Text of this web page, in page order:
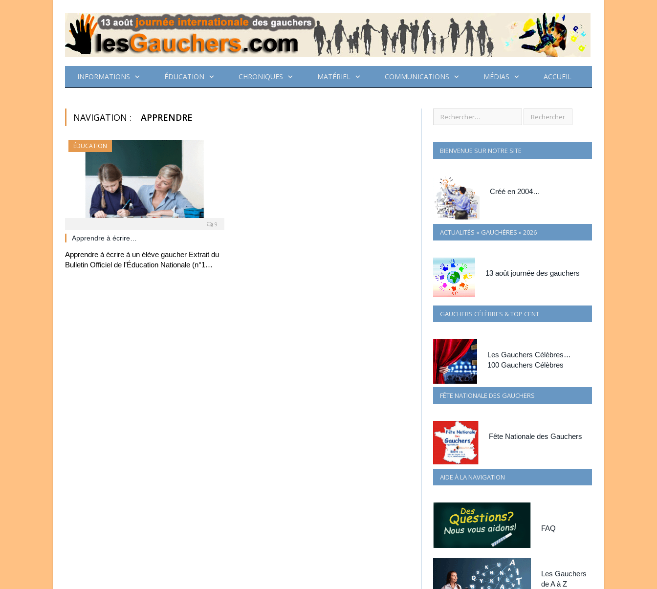
INFORMATIONS ÉDUCATION CHRONIQUES MATÉRIEL COMMUNICATIONS MÉDIAS ACCUEIL
NAVIGATION : APPRENDRE
ÉDUCATION
9
Apprendre à écrire…
Apprendre à écrire à un élève gaucher Extrait du
Bulletin Officiel de l’Éducation Nationale (n°1…
BIENVENUE SUR NOTRE SITE
Créé en 2004…
ACTUALITÉS « GAUCHÈRES » 2026
13 août journée des gauchers
GAUCHERS CÉLÈBRES & TOP CENT
Les Gauchers Célèbres…
100 Gauchers Célèbres
FÊTE NATIONALE DES GAUCHERS
Fête Nationale des Gauchers
AIDE À LA NAVIGATION
FAQ
Les Gauchers
de A à Z